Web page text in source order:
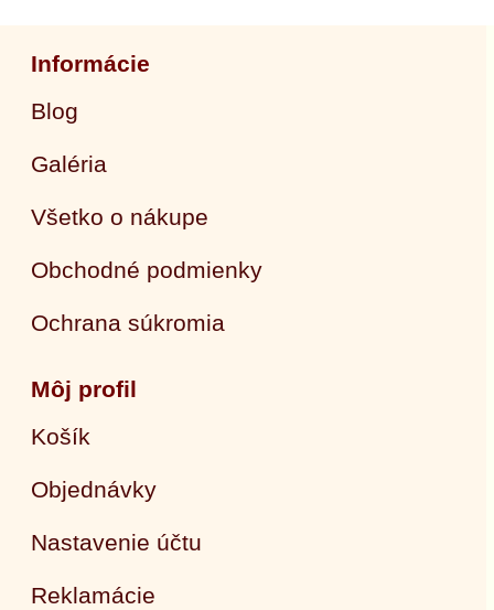
Informácie
Blog
Galéria
Všetko o nákupe
Obchodné podmienky
Ochrana súkromia
Môj profil
Košík
Objednávky
Nastavenie účtu
Reklamácie